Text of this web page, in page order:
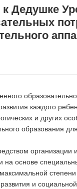
Дедушке
каждого
и других
образования
основе
и